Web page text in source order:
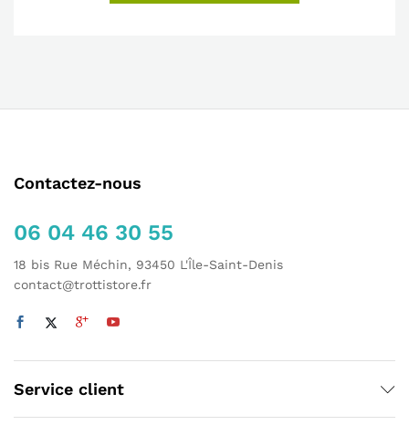
Contactez-nous
06 04 46 30 55
18 bis Rue Méchin, 93450 L'Île-Saint-Denis
contact@trottistore.fr
Service client